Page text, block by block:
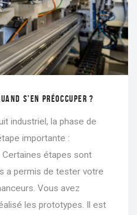
S’EN PRÉOCCUPER ?
industriel, la phase de
importante :
Certaines étapes sont
a permis de tester votre
Vous avez
les prototypes. Il est